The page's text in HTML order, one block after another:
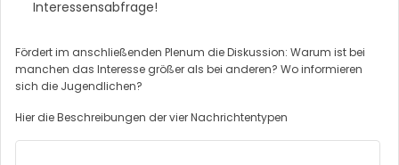
Interessensabfrage!
Fördert im anschließenden Plenum die Diskussion: Warum ist bei
manchen das Interesse größer als bei anderen? Wo informieren
sich die Jugendlichen?
Hier die Beschreibungen der vier Nachrichtentypen